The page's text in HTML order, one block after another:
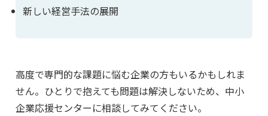
新しい経営手法の展開
高度で専門的な課題に悩む企業の方もいるかもしれま
せん。ひとりで抱えても問題は解決しないため、中小
企業応援センターに相談してみてください。